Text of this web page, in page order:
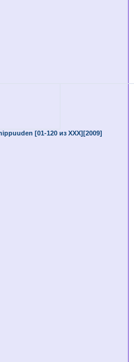
[01-120 из XXX][2009]